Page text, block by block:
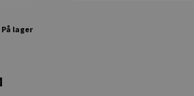
På lager